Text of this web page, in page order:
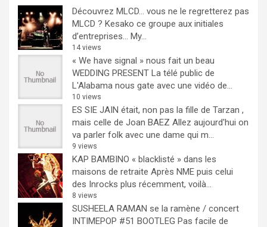
Découvrez MLCD… vous ne le regretterez pas
MLCD ? Kesako ce groupe aux initiales
d’entreprises… My...
14 views
« We have signal » nous fait un beau
WEDDING PRESENT La télé public de
L'Alabama nous gate avec une vidéo de...
10 views
ES SIE JAIN était, non pas la fille de Tarzan ,
mais celle de Joan BAEZ Allez aujourd'hui on
va parler folk avec une dame qui m...
9 views
KAP BAMBINO « blacklisté » dans les
maisons de retraite Après NME puis celui
des Inrocks plus récemment, voilà...
8 views
SUSHEELA RAMAN se la ramène / concert
INTIMEPOP #51 BOOTLEG Pas facile de